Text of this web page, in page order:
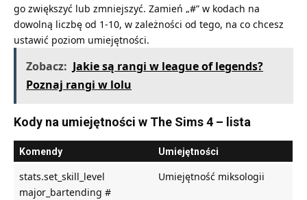
go zwiększyć lub zmniejszyć. Zamień „#” w kodach na
dowolną liczbę od 1-10, w zależności od tego, na co chcesz
ustawić poziom umiejętności.
Zobacz: Jakie są rangi w league of legends?
Poznaj rangi w lolu
Kody na umiejętności w The Sims 4 – lista
Komendy Umiejętności
stats.set_skill_level
major_bartending #
Umiejętność miksologii